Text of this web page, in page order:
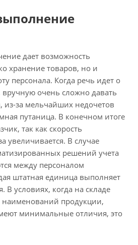
дает возможность
хранение товаров, но и
персонала. Когда речь идет о
очень сложно давать
из-за мельчайших недочетов
путаница. В конечном итоге
так как скорость
увеличивается. В случае
решений учета
между персоналом
штатная единица выполняет
В условиях, когда на складе
наименований продукции,
минимальные отличия, это